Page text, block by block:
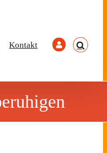
Kontakt